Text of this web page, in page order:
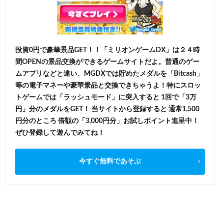
投資0円で豪華景品GET！！「ミリオンゲームDX」は２４時
間OPENの景品交換ができるゲームサイトだよ。普通のゲー
ムアプリなどと違い、MGDXでは貯めたメダルを「Bitcash」
等の電子マネーや豪華景品と交換できちゃうよ！特にスロッ
トゲームでは「ラッシュモード」に突入すると 1回で「3万
円」分のメダルをGET！ 当サイトから登録すると 通常1,500
円分のところ 倍額の「3,000円分」お試しポイント進呈中！
ぜひ登録して遊んでみてね！
今すぐ無料であそぶ